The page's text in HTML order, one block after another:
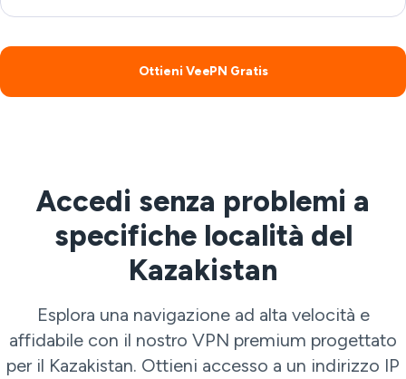
Ottieni VeePN Gratis
Accedi senza problemi a
specifiche località del
Kazakistan
Esplora una navigazione ad alta velocità e
affidabile con il nostro VPN premium progettato
per il Kazakistan. Ottieni accesso a un indirizzo IP